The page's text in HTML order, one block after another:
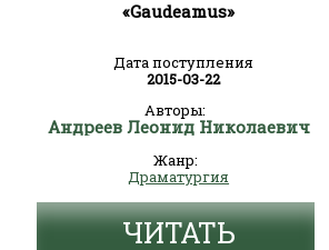
«Gaudeamus»
Дата поступления
2015-03-22
Авторы:
Андреев Леонид Николаевич
Жанр:
Драматургия
ЧИТАТЬ